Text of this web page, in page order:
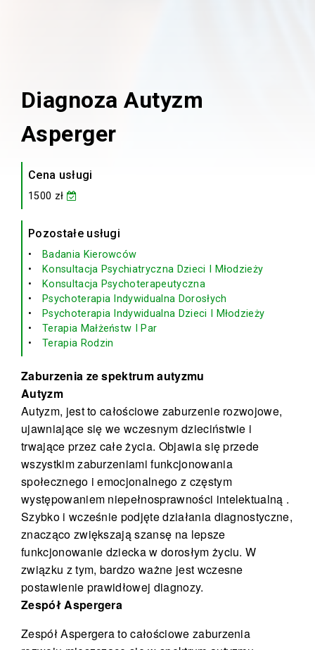
Diagnoza Autyzm
Asperger
Zaburzenia ze spektrum autyzmu
Autyzm
Autyzm, jest to całościowe zaburzenie rozwojowe,
ujawniające się we wczesnym dzieciństwie i
trwające przez całe życia. Objawia się przede
wszystkim zaburzeniami funkcjonowania
społecznego i emocjonalnego z częstym
występowaniem niepełnosprawności intelektualną .
Szybko i wcześnie podjęte działania diagnostyczne,
znacząco zwiększają szansę na lepsze
funkcjonowanie dziecka w dorosłym życiu. W
związku z tym, bardzo ważne jest wczesne
postawienie prawidłowej diagnozy.
Zespół Aspergera
Zespół Aspergera to całościowe zaburzenia
Cena usługi
1500 zł
Pozostałe usługi
Badania Kierowców
Konsultacja Psychiatryczna Dzieci I Młodzieży
Konsultacja Psychoterapeutyczna
Psychoterapia Indywidualna Dorosłych
Psychoterapia Indywidualna Dzieci I Młodzieży
Terapia Małżeństw I Par
Terapia Rodzin